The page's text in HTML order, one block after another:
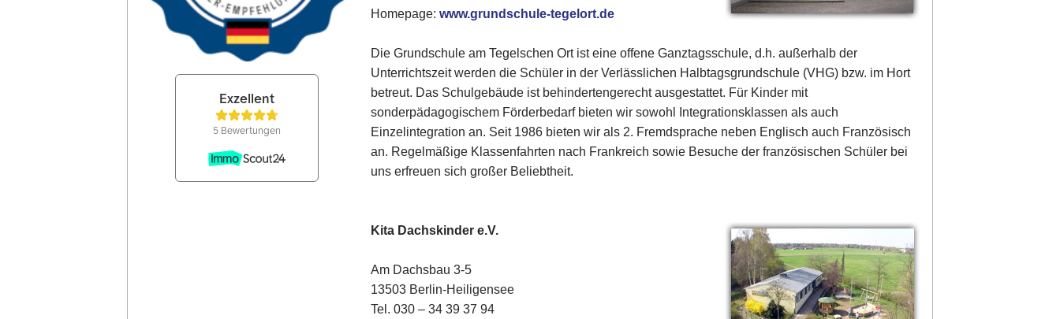
Homepage:www.grundschule-tegelort.de
Die Grundschule am Tegelschen Ort ist eine offene Ganztagsschule, d.h. außerhalb der
Unterrichtszeit werden die Schüler in der Verlässlichen Halbtagsgrundschule (VHG) bzw. im Hort
betreut. Das Schulgebäude ist behindertengerecht ausgestattet. Für Kinder mit
sonderpädagogischem Förderbedarf bieten wir sowohl Integrationsklassen als auch
Einzelintegration an. Seit 1986 bieten wir als 2. Fremdsprache neben Englisch auch Französisch
an. Regelmäßige Klassenfahrten nach Frankreich sowie Besuche der französischen Schüler bei
uns erfreuen sich großer Beliebtheit.
Kita Dachskinder e.V.
Am Dachsbau 3-5
13503 Berlin-Heiligensee
Tel. 030 – 34 39 37 94